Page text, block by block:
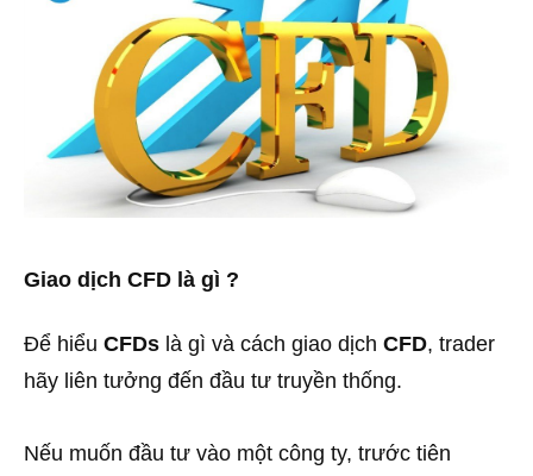
Giao dịch CFD là gì ?
Để hiểu CFDs là gì và cách giao dịch CFD, trader
hãy liên tưởng đến đầu tư truyền thống.
Nếu muốn đầu tư vào một công ty, trước tiên